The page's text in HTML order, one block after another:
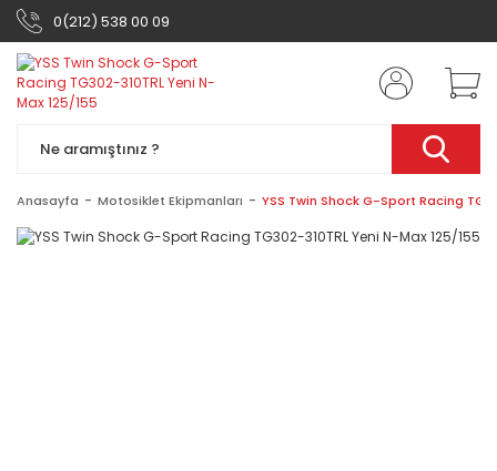
0(212) 538 00 09
Anasayfa Motosiklet Ekipmanları YSS Twin Shock G-Sport Racing